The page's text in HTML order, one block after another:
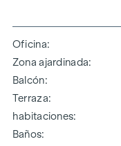
Oficina
Zona ajardinada
Balcón
Terraza
habitaciones
Baños